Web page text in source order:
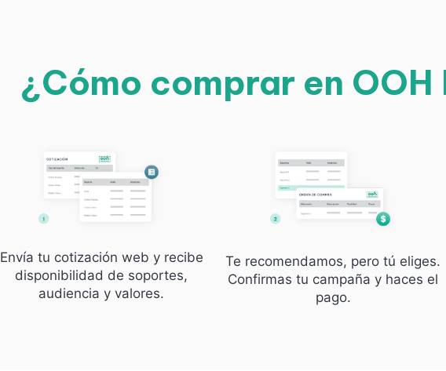
¿Cómo comprar en
Envía tu cotización web y recibe
disponibilidad de soportes,
audiencia y valores.
Te recomendamos, pero tú eliges.
Confirmas tu campaña y haces el
pago.